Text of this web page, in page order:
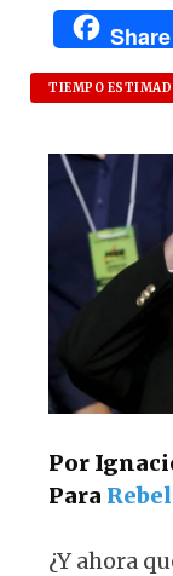
Share
TIEMPO
Por
Para
¿Y ahora